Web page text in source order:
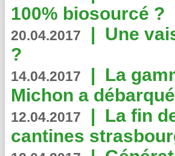
100% biosourcé ?
20.04.2017 | Une
?
14.04.2017 | La
Michon a
12.04.2017 | La fin
cantines